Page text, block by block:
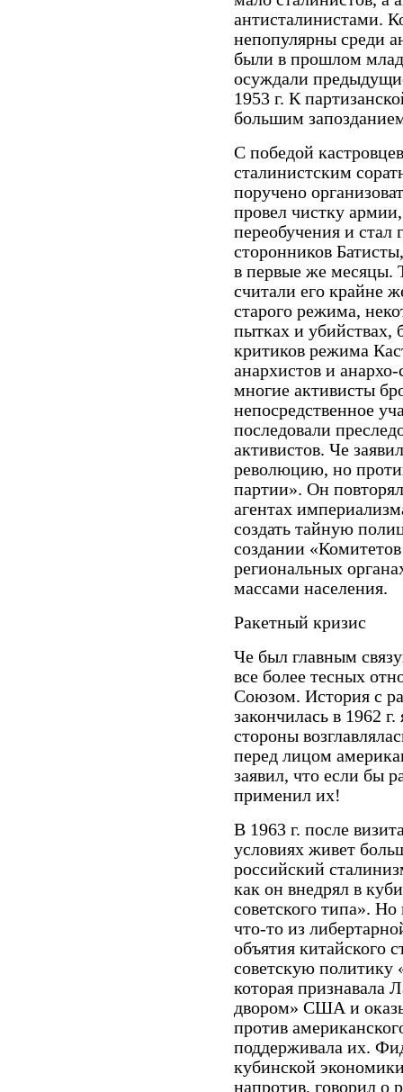
антисталинистами.
непопулярны среди
были в прошлом
осуждали
1953 г. К
большим
С победой
сталинистским
поручено
провел чистку
переобучения и стал
сторонников
в первые же месяцы.
считали его крайне
старого режима,
пытках и убийствах,
критиков режима
анархистов и
многие активисты
непосредственное
последовали
активистов. Че
революцию, но
партии». Он
агентах
создать тайную
создании
региональных
массами населения.
Ракетный кризис
Че был главным
все более тесных
Союзом. История с
закончилась в 1962
стороны
перед лицом
заявил, что если бы
применил их!
В 1963 г. после
условиях живет
российский
как он внедрял в
советского типа».
что-то из
объятия китайского
советскую политику
которая признавала
двором» США и
против
поддерживала их.
кубинской
напротив, говорил о